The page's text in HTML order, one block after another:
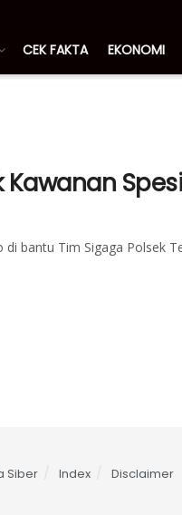
CEK FAKTA EKONOMI
Kawanan
bantu Tim Sigaga Polsek
Siber Index Disclaimer